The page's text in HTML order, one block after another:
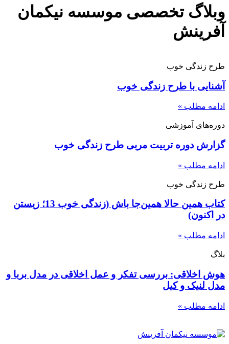
وبلاگ تخصصی موسسه نیکمان
آفرینش
طرح زندگی خوب
آشنایی با طرح زندگی خوب
ادامه مطلب »
دوره‌های آموزشی
گزارش دوره تربیت مربی طرح زندگی خوب
ادامه مطلب »
طرح زندگی خوب
کتاب همین حالا همین‌جا باش (زندگی خوب 13؛ زیستن
در اکنون)
ادامه مطلب »
بلاگ
هوش اخلاقی: بررسی تفکر و عمل اخلاقی در مدل‌‌ بربا و
مدل لنیک و کیل
ادامه مطلب »